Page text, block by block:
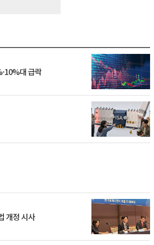
대 급락
개정 시사